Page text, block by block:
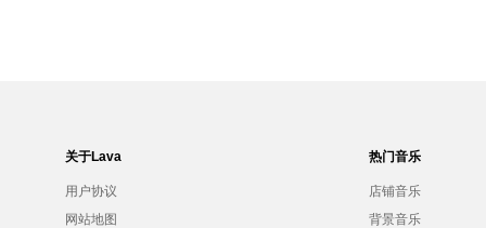
关于Lava
用户协议
网站地图
热门音乐
店铺音乐
背景音乐